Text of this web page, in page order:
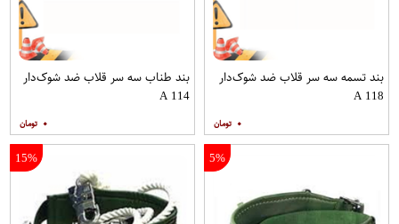
بند تسمه سه سر قلاب ضد شوک‌دار
A 118
۰
بند طناب سه سر قلاب ضد شوک‌دار
A 114
۰
5%
15%